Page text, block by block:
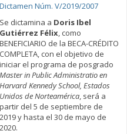
Dictamen Núm. V/2019/2007
Se dictamina a Doris Ibel
Gutiérrez Félix, como
BENEFICIARIO de la BECA-CRÉDITO
COMPLETA, con el objetivo de
iniciar el programa de posgrado
Master in Public Administratio en
Harvard Kennedy School, Estados
Unidos de Norteamérica, será a
partir del 5 de septiembre de
2019 y hasta el 30 de mayo de
2020.